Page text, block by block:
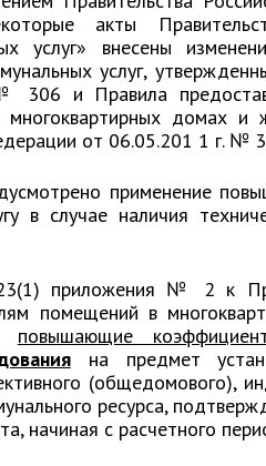
акты
услуг» внесены
услуг,
и Правила
домах и
от 06.05.201 1 г. №
применение
в случае наличия
приложения № 2 к
помещений в
повышающие
на предмет
(общедомового),
ресурса,
начиная с расчетного